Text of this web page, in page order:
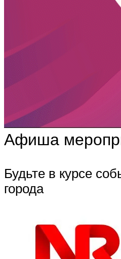
Афиша
Будьте в курсе
города